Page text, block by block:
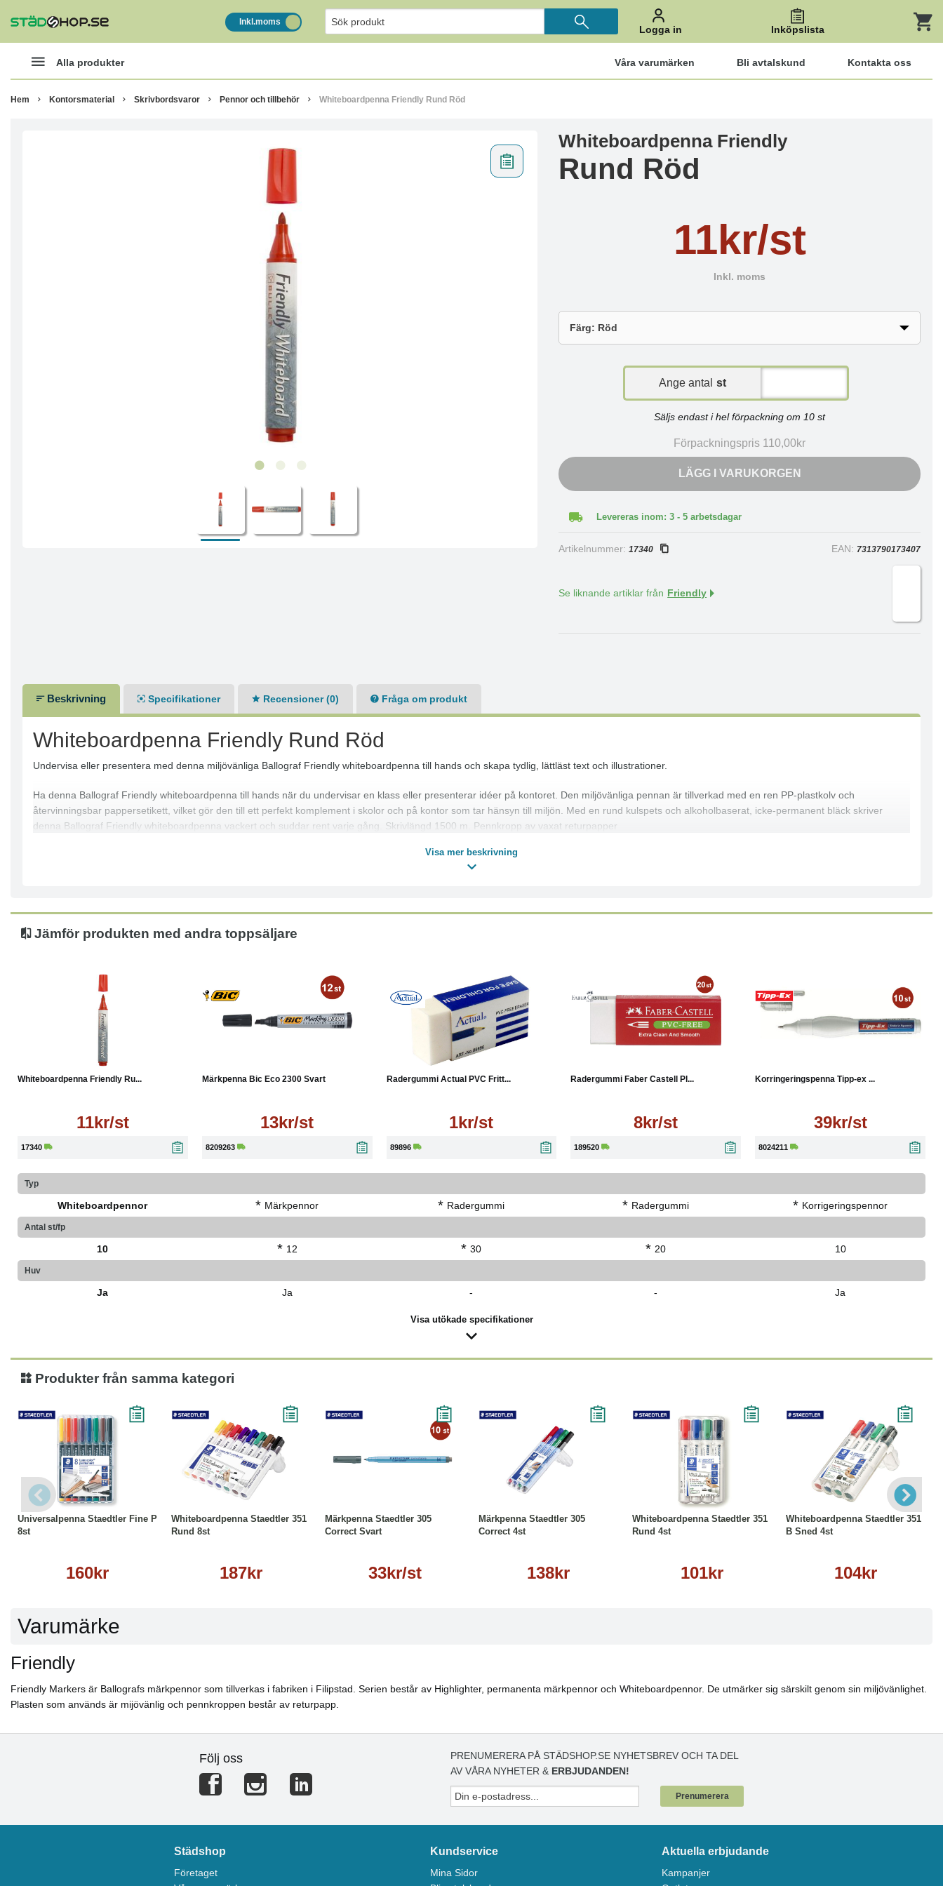
Inkl.moms
Logga in Inköpslista
Alla produkter Våra varumärken Bli avtalskund Kontakta oss
Hem Kontorsmaterial Skrivbordsvaror Pennor och tillbehör Whiteboardpenna Friendly Rund Röd
Whiteboardpenna Friendly
Rund Röd
11kr/st
Inkl. moms
Ange antal st
Säljs endast i hel förpackning om 10 st
Förpackningspris 110,00kr
LÄGG I VARUKORGEN
Levereras inom: 3 - 5 arbetsdagar
Artikelnummer:17340 EAN: 7313790173407
Se liknande artiklar från Friendly
Beskrivning Specifikationer Recensioner (0) Fråga om produkt
Whiteboardpenna Friendly Rund Röd
Undervisa eller presentera med denna miljövänliga Ballograf Friendly whiteboardpenna till hands och skapa tydlig, lättläst text och illustrationer.
Ha denna Ballograf Friendly whiteboardpenna till hands när du undervisar en klass eller presenterar idéer på kontoret. Den miljövänliga pennan är tillverkad med en ren PP-plastkolv och
återvinningsbar pappersetikett, vilket gör den till ett perfekt komplement i skolor och på kontor som tar hänsyn till miljön. Med en rund kulspets och alkoholbaserat, icke-permanent bläck skriver
denna Ballograf Friendly whiteboardpenna vackert och suddar rent varje gång. Skrivlängd 1500 m. Pennkropp av vaxat returpapper
Textfärg: Röd
Pennkropp av vaxat returpapper
Visa mer beskrivning
Jämför produkten med andra toppsäljare
Whiteboardpenna Friendly Ru...
11kr/st
17340
Läs mer
Märkpenna Bic Eco 2300 Svart
13kr/st
8209263
Radergummi Actual PVC Fritt...
1kr/st
89896
Läs mer
Radergummi Faber Castell Pl...
8kr/st
189520
Korringeringspenna Tipp-ex ...
39kr/st
8024211
Typ
Whiteboardpennor * Märkpennor * Radergummi * Radergummi * Korrigeringspennor
Antal st/fp
10 * 12 * 30 * 20 10
Huv
Ja Ja - - Ja
Visa utökade specifikationer
Produkter från samma kategori
Universalpenna Staedtler Fine P
8st
160kr
Köp Läs mer
Whiteboardpenna Staedtler 351
Rund 8st
187kr
Köp
Märkpenna Staedtler 305
Correct Svart
33kr/st
Märkpenna Staedtler 305
Correct 4st
138kr
Köp
Whiteboardpenna Staedtler 351
Rund 4st
101kr
Whiteboardpenna Staedtler 351
B Sned 4st
104kr
Köp Läs mer
Varumärke
Friendly
Friendly Markers är Ballografs märkpennor som tillverkas i fabriken i Filipstad. Serien består av Highlighter, permanenta märkpennor och Whiteboardpennor. De utmärker sig särskilt genom sin miljövänlighet.
Plasten som används är mijövänlig och pennkroppen består av returpapp.
Följ oss
PRENUMERERA PÅ STÄDSHOP.SE NYHETSBREV OCH TA DEL
AV VÅRA NYHETER & ERBJUDANDEN!
Prenumerera
Städshop
Företaget
Kundservice
Mina Sidor
Aktuella erbjudande
Kampanjer